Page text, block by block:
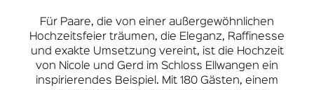
Für Paare, die von einer außergewöhnlichen
Hochzeitsfeier träumen, die Eleganz, Raffinesse
und exakte Umsetzung vereint, ist die Hochzeit
von Nicole und Gerd im Schloss Ellwangen ein
inspirierendes Beispiel. Mit 180 Gästen, einem